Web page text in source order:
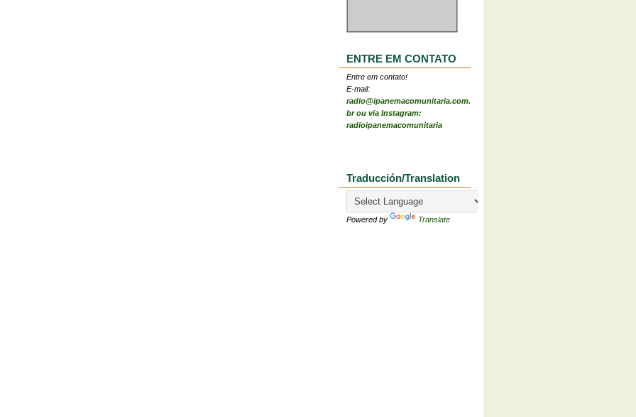
ENTRE EM CONTATO
Entre em contato!
E-mail:
radio@ipanemacomunitaria.com.
br ou via Instagram:
radioipanemacomunitaria
Traducción/Translation
Powered by Translate